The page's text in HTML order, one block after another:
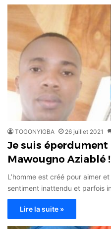
TOGONYIGBA 26 juillet 2021
Je suis
Mawougno Aziablé !
L’homme est créé pour aimer
sentiment inattendu et parfois
Lire la suite »